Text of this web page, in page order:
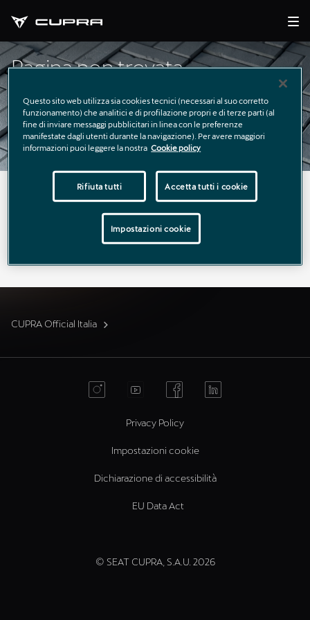
Pagina non trovata
La pagina richiesta non è stata trovata.
Puoi continuare a esplorare il sito usando il menù di
navigazione qui sopra.
CUPRA Official Italia
Privacy Policy
Impostazioni cookie
Dichiarazione di accessibilità
EU Data Act
© SEAT CUPRA, S.A.U. 2026
Questo sito web utilizza sia cookies tecnici (necessari al suo corretto
funzionamento) che analitici e di profilazione propri e di terze parti (al
fine di inviare messaggi pubblicitari in linea con le preferenze
manifestate dagli utenti durante la navigazione). Per avere maggiori
informazioni puoi leggere la nostra Cookie policy
Rifiuta tutti Accetta tutti i cookie
Impostazioni cookie